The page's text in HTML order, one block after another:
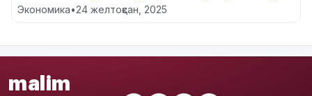
Экономика•24 желтоқсан, 2025
malim